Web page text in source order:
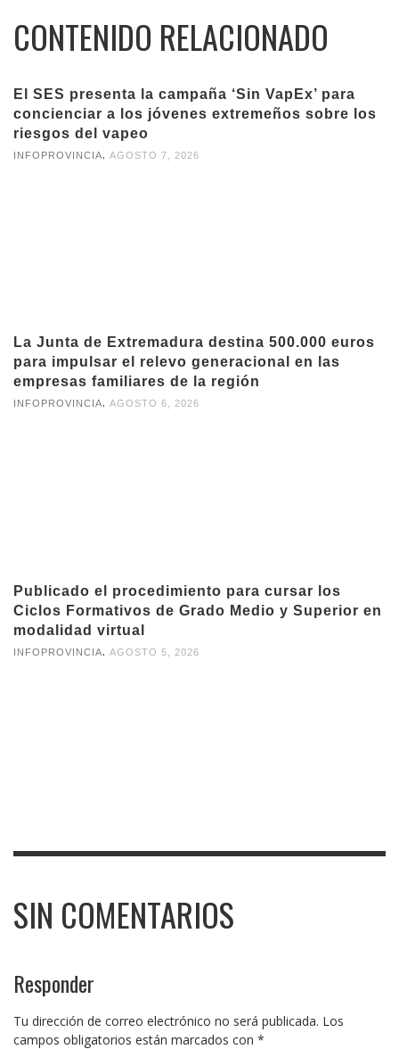
CONTENIDO RELACIONADO
El SES presenta la campaña ‘Sin VapEx’ para
concienciar a los jóvenes extremeños sobre los
riesgos del vapeo
INFOPROVINCIA AGOSTO 7, 2026
La Junta de Extremadura destina 500.000 euros
para impulsar el relevo generacional en las
empresas familiares de la región
INFOPROVINCIA, AGOSTO 6, 2026
Publicado el procedimiento para cursar los
Ciclos Formativos de Grado Medio y Superior en
modalidad virtual
INFOPROVINCIA AGOSTO 5, 2026
SIN COMENTARIOS
Responder
Tu dirección de correo electrónico no será publicada. Los
campos obligatorios están marcados con *